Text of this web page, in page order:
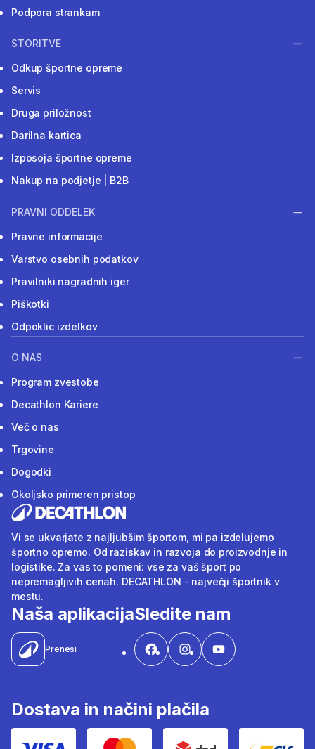
Podpora strankam
STORITVE
Odkup športne opreme
Servis
Druga priložnost
Darilna kartica
Izposoja športne opreme
Nakup na podjetje | B2B
PRAVNI ODDELEK
Pravne informacije
Varstvo osebnih podatkov
Pravilniki nagradnih iger
Piškotki
Odpoklic izdelkov
O NAS
Program zvestobe
Decathlon Kariere
Več o nas
Trgovine
Dogodki
Okoljsko primeren pristop
Vi se ukvarjate z najljubšim športom, mi pa izdelujemo
športno opremo. Od raziskav in razvoja do proizvodnje in
logistike. Za vas to pomeni: vse za vaš šport po
nepremagljivih cenah. DECATHLON - največji športnik v
mestu.
Naša aplikacija
Prenesi
Sledite nam
Dostava in načini plačila